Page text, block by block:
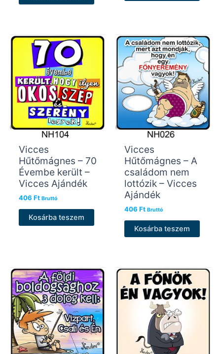
Vicces
Hűtőmágnes – 70
Évembe került –
Vicces Ajándék
406 Ft Bruttó
Kosárba teszem
Vicces
Hűtőmágnes – A
családom nem
lottózik – Vicces
Ajándék
406 Ft Bruttó
Kosárba teszem